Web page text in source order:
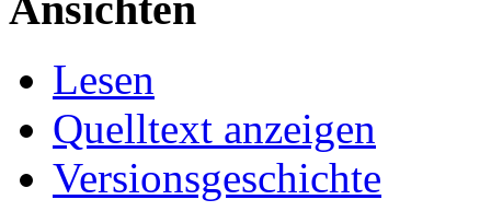
Lesen
Quelltext anzeigen
Versionsgeschichte